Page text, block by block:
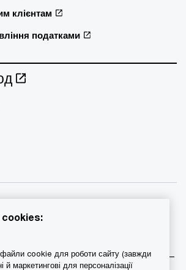
клієнтам
податками
мережі PwC, а в деяких випадках –
cookies:
cookie для роботи сайту (завжди
й маркетингові для персоналізації